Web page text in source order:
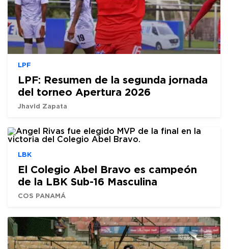
LPF
LPF: Resumen de la segunda jornada
del torneo Apertura 2026
Jhavid Zapata
LBK
El Colegio Abel Bravo es campeón
de la LBK Sub-16 Masculina
COS PANAMÁ